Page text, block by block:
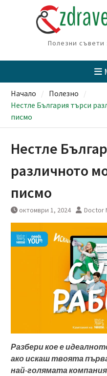
Полезни
Начало
Полезно
Нестле България търси
писмо
Нестле
различното
писмо
октомври 1, 2024 Doctor
Разберикоее
ако искаш твоята
най-голямата